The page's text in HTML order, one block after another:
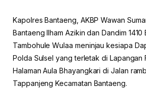
Kapolres Bantaeng, AKBP Wawan
Bantaeng Ilham Azikin dan Dandim
Tambohule Wulaa meninjau kesiapa
Polda Sulsel yang terletak di Lapangan
Halaman Aula Bhayangkari di Jalan
Tappanjeng Kecamatan Bantaeng.